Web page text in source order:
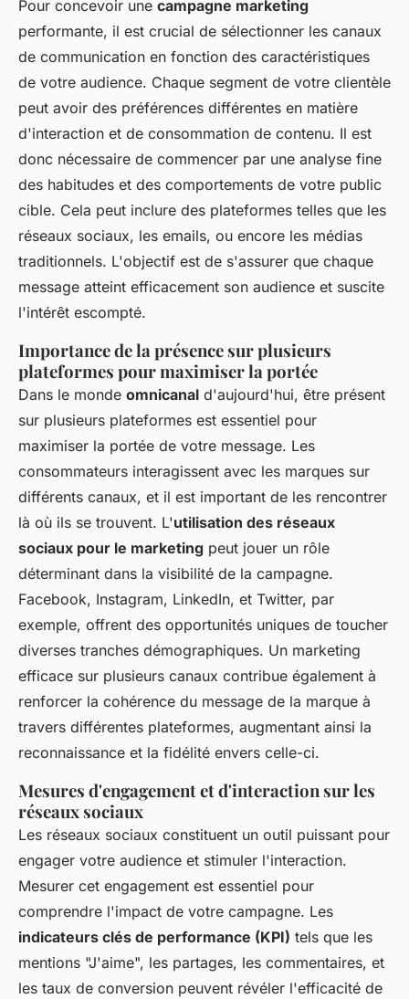
Pour concevoir une campagne marketing
performante, il est crucial de sélectionner les canaux
de communication en fonction des caractéristiques
de votre audience. Chaque segment de votre clientèle
peut avoir des préférences différentes en matière
d'interaction et de consommation de contenu. Il est
donc nécessaire de commencer par une analyse fine
des habitudes et des comportements de votre public
cible. Cela peut inclure des plateformes telles que les
réseaux sociaux, les emails, ou encore les médias
traditionnels. L'objectif est de s'assurer que chaque
message atteint efficacement son audience et suscite
l'intérêt escompté.
Importance de la présence sur plusieurs
plateformes pour maximiser la portée
Dans le monde omnicanal d'aujourd'hui, être présent
sur plusieurs plateformes est essentiel pour
maximiser la portée de votre message. Les
consommateurs interagissent avec les marques sur
différents canaux, et il est important de les rencontrer
là où ils se trouvent. L'utilisation des réseaux
sociaux pour le marketing peut jouer un rôle
déterminant dans la visibilité de la campagne.
Facebook, Instagram, LinkedIn, et Twitter, par
exemple, offrent des opportunités uniques de toucher
diverses tranches démographiques. Un marketing
efficace sur plusieurs canaux contribue également à
renforcer la cohérence du message de la marque à
travers différentes plateformes, augmentant ainsi la
reconnaissance et la fidélité envers celle-ci.
Mesures d'engagement et d'interaction sur les
réseaux sociaux
Les réseaux sociaux constituent un outil puissant pour
engager votre audience et stimuler l'interaction.
Mesurer cet engagement est essentiel pour
comprendre l'impact de votre campagne. Les
indicateurs clés de performance (KPI) tels que les
mentions "J'aime", les partages, les commentaires, et
les taux de conversion peuvent révéler l'efficacité de